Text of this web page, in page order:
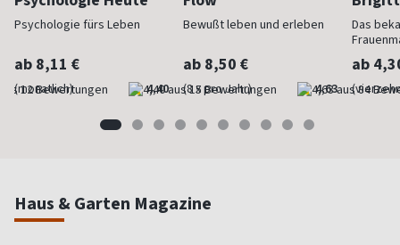
Psychologie fürs Leben
ab 8,11 €
(monatlich) 4,40
Bewußt leben und erleben
ab 8,50 €
(8 x pro Jahr) 4,63
Das
ab
Haus & Garten Magazine